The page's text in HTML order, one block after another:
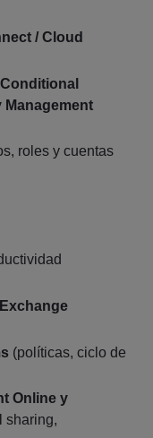
/ Cloud
Conditional
Management
roles y cuentas
Exchange
(políticas, ciclo de
Online y
sharing,